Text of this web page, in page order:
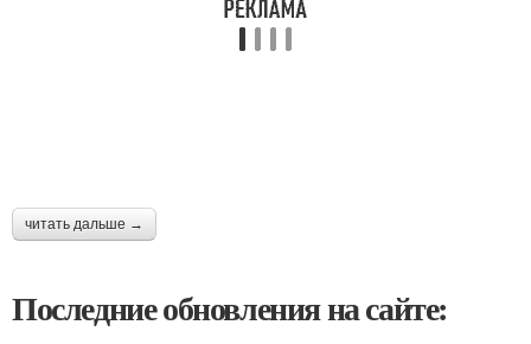
читать дальше →
Последние обновления на сайте: